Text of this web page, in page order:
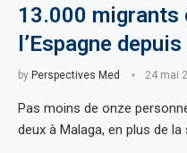
13.000 migrants
l’Espagne
by Perspectives Med 24 mai
Pas moins de onze
deux à Malaga, en plus de